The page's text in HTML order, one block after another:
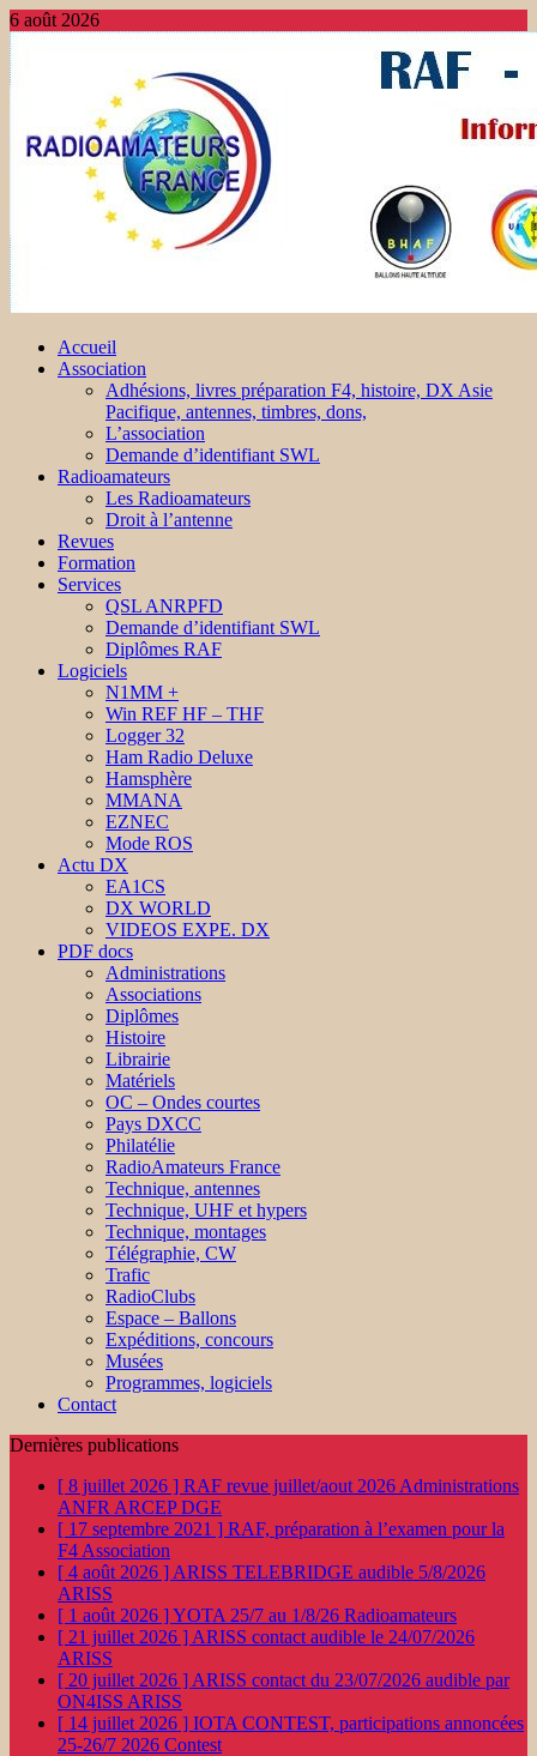
6 août 2026
Accueil
Association
Adhésions, livres préparation F4, histoire, DX Asie
Pacifique, antennes, timbres, dons,
L’association
Demande d’identifiant SWL
Radioamateurs
Les Radioamateurs
Droit à l’antenne
Revues
Formation
Services
QSL ANRPFD
Demande d’identifiant SWL
Diplômes RAF
Logiciels
N1MM +
Win REF HF – THF
Logger 32
Ham Radio Deluxe
Hamsphère
MMANA
EZNEC
Mode ROS
Actu DX
EA1CS
DX WORLD
VIDEOS EXPE. DX
PDF docs
Administrations
Associations
Diplômes
Histoire
Librairie
Matériels
OC – Ondes courtes
Pays DXCC
Philatélie
RadioAmateurs France
Technique, antennes
Technique, UHF et hypers
Technique, montages
Télégraphie, CW
Trafic
RadioClubs
Espace – Ballons
Expéditions, concours
Musées
Programmes, logiciels
Contact
Dernières publications
[ 8 juillet 2026 ] RAF revue juillet/aout 2026 Administrations
ANFR ARCEP DGE
[ 17 septembre 2021 ] RAF, préparation à l’examen pour la
F4 Association
[ 4 août 2026 ] ARISS TELEBRIDGE audible 5/8/2026
ARISS
[ 1 août 2026 ]YOTA 25/7 au 1/8/26 Radioamateurs
[ 21 juillet 2026 ] ARISS contact audible le 24/07/2026
ARISS
[ 20 juillet 2026 ] ARISS contact du 23/07/2026 audible par
ON4ISS ARISS
[ 14 juillet 2026 ] IOTA CONTEST, participations annoncées
25-26/7 2026 Contest